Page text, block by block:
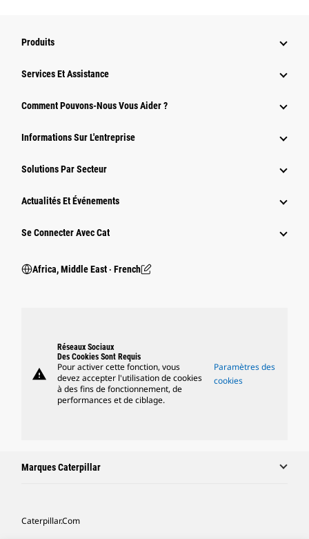
Produits
Services Et Assistance
Comment Pouvons-Nous Vous Aider ?
Informations Sur L'entreprise
Solutions Par Secteur
Actualités Et Événements
Se Connecter Avec Cat
Africa, Middle East ‧ French
warning
Réseaux Sociaux
Des Cookies Sont Requis
Pour activer cette fonction, vous
devez accepter l'utilisation de cookies
à des fins de fonctionnement, de
performances et de ciblage.
Paramètres des
cookies
Marques Caterpillar
Caterpillar.com